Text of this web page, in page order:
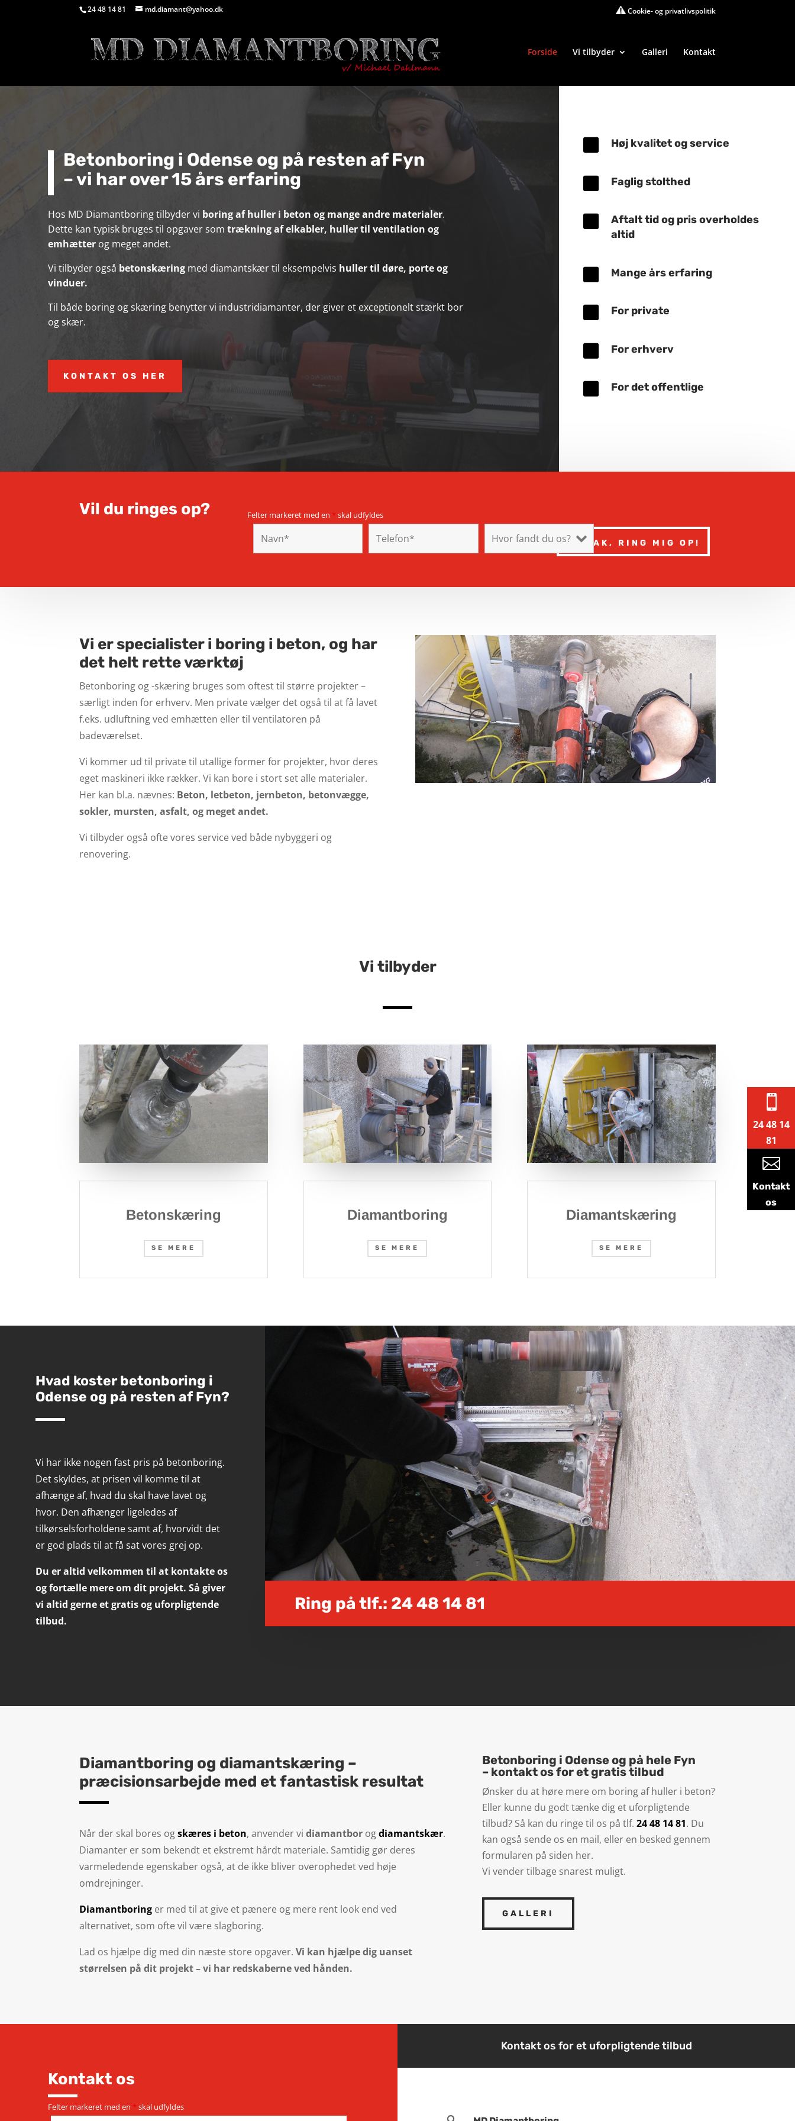
24 48 14 81 md.diamant@yahoo.dk Cookie- og privatlivspolitik
Forside Vi tilbyder Galleri Kontakt
Betonboring i Odense og på resten af Fyn
– vi har over 15 års erfaring
Hos MD Diamantboring tilbyder vi boring af huller i beton og mange andre materialer.
Dette kan typisk bruges til opgaver som trækning af elkabler, huller til ventilation og
emhætterog meget andet.
Vi tilbyder også betonskæringmed diamantskær til eksempelvis huller til døre, porte og
vinduer.
Til både boring og skæring benytter vi industridiamanter, der giver et exceptionelt stærkt bor
og skær.
KONTAKT OS HER
Høj kvalitet og service
Faglig stolthed
Aftalt tid og pris overholdes
altid
Mange års erfaring
For private
For erhverv
For det offentlige
Vil du ringes op? Felter markeret med en * skal udfyldes
Vi er specialister i boring i beton, og har
det helt rette værktøj
Betonboring og -skæring bruges som oftest til større projekter –
særligt inden for erhverv. Men private vælger det også til at få lavet
f.eks. udluftning ved emhætten eller til ventilatoren på
badeværelset.
Vi kommer ud til private til utallige former for projekter, hvor deres
eget maskineri ikke rækker. Vi kan bore i stort set alle materialer.
Her kan bl.a. nævnes: Beton, letbeton, jernbeton, betonvægge,
sokler, mursten, asfalt, og meget andet.
Vi tilbyder også ofte vores service ved både nybyggeri og
renovering.
Vi tilbyder
Betonskæring
SE MERE
Diamantboring
SE MERE
Diamantskæring
SE MERE
Hvad koster betonboring i
Odense og på resten af Fyn?
Vi har ikke nogen fast pris på betonboring.
Det skyldes, at prisen vil komme til at
afhænge af, hvad du skal have lavet og
hvor. Den afhænger ligeledes af
tilkørselsforholdene samt af, hvorvidt det
er god plads til at få sat vores grej op.
Du er altid velkommen til at kontakte os
og fortælle mere om dit projekt. Så giver
vi altid gerne et gratis og uforpligtende
tilbud.
Ring på tlf.: 24 48 14 81
Diamantboring og diamantskæring –
præcisionsarbejde med et fantastisk resultat
Når der skal bores ogskæres i beton, anvender vidiamantbor ogdiamantskær.
Diamanter er som bekendt et ekstremt hårdt materiale. Samtidig gør deres
varmeledende egenskaber også, at de ikke bliver overophedet ved høje
omdrejninger.
Diamantboring er med til at give et pænere og mere rent look end ved
alternativet, som ofte vil være slagboring.
Lad os hjælpe dig med din næste store opgaver.Vi kan hjælpe dig uanset
størrelsen på dit projekt – vi har redskaberne ved hånden.
Betonboring i Odense og på hele Fyn
– kontakt os for et gratis tilbud
Ønsker du at høre mere om boring af huller i beton?
Eller kunne du godt tænke dig et uforpligtende
tilbud? Så kan du ringe til os på tlf. 24 48 14 81. Du
kan også sende os en mail, eller en besked gennem
formularen på siden her.
Vi vender tilbage snarest muligt.
GALLERI
Kontakt os
Felter markeret med en * skal udfyldes
Kontakt os for et uforpligtende tilbud

24 48 14
81

Kontakt
os